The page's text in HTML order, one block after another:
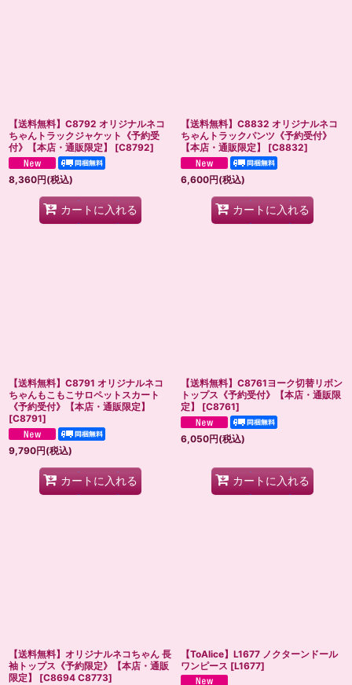
【送料無料】C8792 オリジナルネコ
ちゃんトラックジャケット《予約受
付》【本店・通販限定】
[C8792]
8,360円(税込)
カートに入れる
【送料無料】C8832 オリジナルネコ
ちゃんトラックパンツ《予約受付》
【本店・通販限定】
[C8832]
6,600円(税込)
カートに入れる
【送料無料】C8791 オリジナルネコ
ちゃんもこもこサロペットスカート
《予約受付》【本店・通販限定】
[C8791]
9,790円(税込)
カートに入れる
【送料無料】C8761ヨーク切替リボン
トップス《予約受付》【本店・通販限
定】
[C8761]
6,050円(税込)
カートに入れる
【送料無料】オリジナルネコちゃん 長
袖トップス《予約限定》【本店・通販
限定】
[C8694 C8773]
【ToAlice】L1677 ノクターンドール
ワンピース [L1677]